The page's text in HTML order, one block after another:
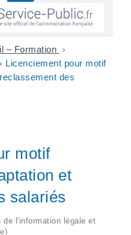
– Formation >
> Licenciement pour motif
des
motif
et
salariés
l'information légale et